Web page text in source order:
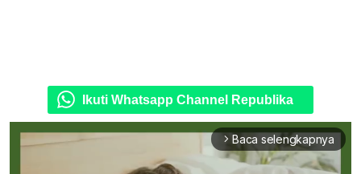
Ikuti Whatsapp Channel Republika
arrow_forward_ios Baca selengkapnya